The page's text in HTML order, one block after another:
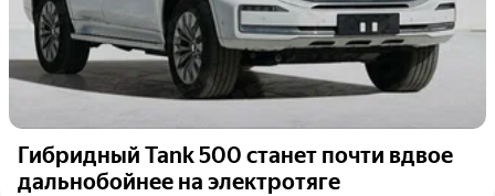
Гибридный Tank 500 станет почти вдвое
дальнобойнее на электротяге